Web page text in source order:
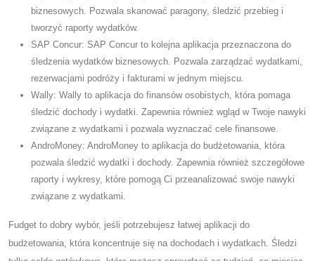
biznesowych. Pozwala skanować paragony, śledzić przebieg i
tworzyć raporty wydatków.
SAP Concur: SAP Concur to kolejna aplikacja przeznaczona do
śledzenia wydatków biznesowych. Pozwala zarządzać wydatkami,
rezerwacjami podróży i fakturami w jednym miejscu.
Wally: Wally to aplikacja do finansów osobistych, która pomaga
śledzić dochody i wydatki. Zapewnia również wgląd w Twoje nawyki
związane z wydatkami i pozwala wyznaczać cele finansowe.
AndroMoney: AndroMoney to aplikacja do budżetowania, która
pozwala śledzić wydatki i dochody. Zapewnia również szczegółowe
raporty i wykresy, które pomogą Ci przeanalizować swoje nawyki
związane z wydatkami.
Fudget to dobry wybór, jeśli potrzebujesz łatwej aplikacji do
budżetowania, która koncentruje się na dochodach i wydatkach. Śledzi